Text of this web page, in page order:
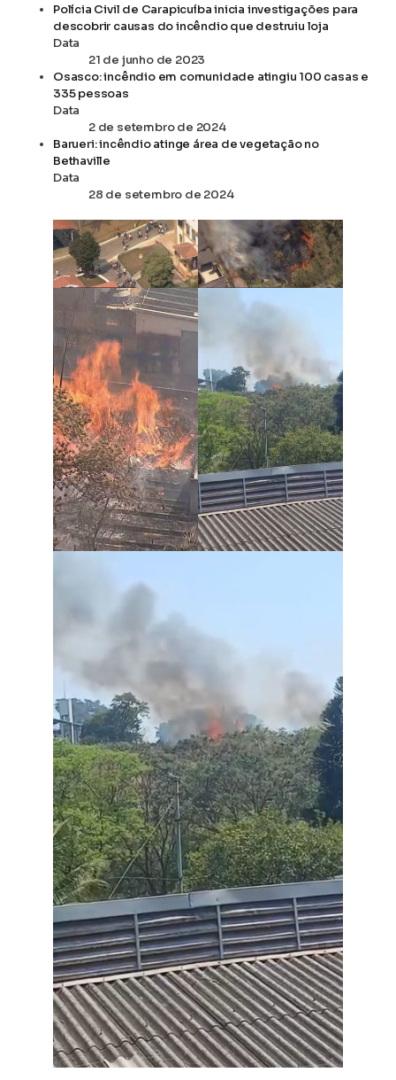
Polícia Civil de Carapicuíba inicia investigações para
descobrir causas do incêndio que destruiu loja
Data
21 de junho de 2023
Osasco: incêndio em comunidade atingiu 100 casas e
335 pessoas
Data
2 de setembro de 2024
Barueri: incêndio atinge área de vegetação no
Bethaville
Data
28 de setembro de 2024